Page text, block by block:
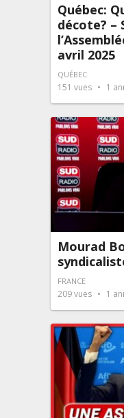
Québec:
décote? –
avril 2025
QUÉBEC
151 vues 1
Mourad
FRANCE
209vues 1